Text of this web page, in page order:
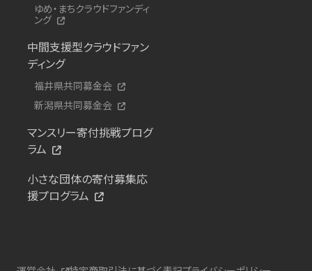
ゆめ・まちクラウドファンディ
ング
中間支援型クラウドファン
ディング
福井県共同募金会
新潟県共同募金会
マンスリー寄付挑戦プログ
ラム
小さな団体の寄付募集応
援プログラム